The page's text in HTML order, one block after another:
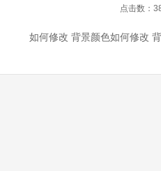
点击数：
如何修改 背景颜色如何修改